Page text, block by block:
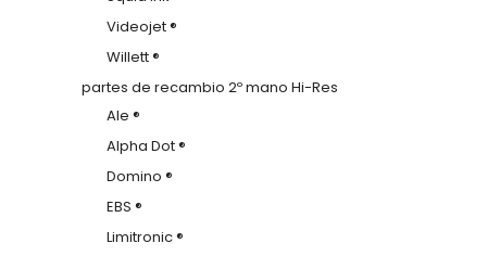
Videojet ®
Willett ®
partes de recambio 2º mano Hi-Res
Ale ®
Alpha Dot ®
Domino ®
EBS ®
Limitronic ®